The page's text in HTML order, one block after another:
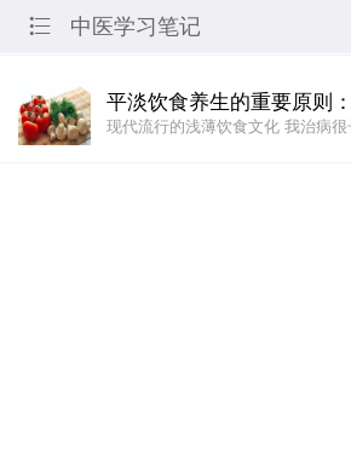
 中医学习笔记
平淡饮食养生的重要原则
现代流行的浅薄饮食文化 我治病